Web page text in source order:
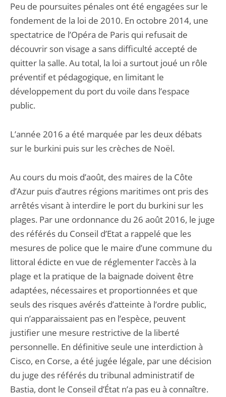
Peu de poursuites pénales ont été engagées sur le
fondement de la loi de 2010. En octobre 2014, une
spectatrice de l’Opéra de Paris qui refusait de
découvrir son visage a sans difficulté accepté de
quitter la salle. Au total, la loi a surtout joué un rôle
préventif et pédagogique, en limitant le
développement du port du voile dans l’espace
public.
L’année 2016 a été marquée par les deux débats
sur le burkini puis sur les crèches de Noël.
Au cours du mois d’août, des maires de la Côte
d’Azur puis d’autres régions maritimes ont pris des
arrêtés visant à interdire le port du burkini sur les
plages. Par une ordonnance du 26 août 2016, le juge
des référés du Conseil d’Etat a rappelé que les
mesures de police que le maire d’une commune du
littoral édicte en vue de réglementer l’accès à la
plage et la pratique de la baignade doivent être
adaptées, nécessaires et proportionnées et que
seuls des risques avérés d’atteinte à l’ordre public,
qui n’apparaissaient pas en l’espèce, peuvent
justifier une mesure restrictive de la liberté
personnelle. En définitive seule une interdiction à
Cisco, en Corse, a été jugée légale, par une décision
du juge des référés du tribunal administratif de
Bastia, dont le Conseil d’État n’a pas eu à connaître.